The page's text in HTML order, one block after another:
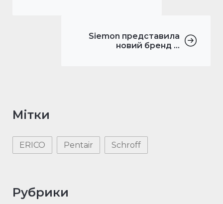
Siemon представила
новий бренд ...
Мітки
ERICO Pentair Schroff
Рубрики